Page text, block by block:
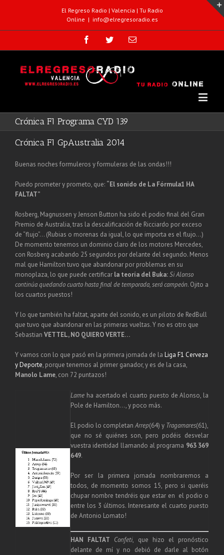
El Regreso Radio | Valencia | Tu Radio
Online | info@elregresoradio.es
Crónica F1 Programa CYD 139
Crónica F1 GpAustralia 2014
Buenas noches formuleros y formuleras de las ondas!!!
Puedo prometer y prometo, que: “El sonido de La Fórmula1 HA
FALTAT”
Rosberg, Magnussen y Jenson Button ha sido el podio final del Gran
Premio de Australia, tras la descalificación de Ricciardo por exceso
de “flujo”… (Rubias o morenas da igual, lo que importa es el flujo…)
De momento tenemos un dominio claro de los motores Mercedes,
con Rosberg acabando 25 segundos por delante del segundo. Menos
mal que Hamilton tuvo que abandonar por problemas en su
monoplaza, lo que puede certificar la teoría del Buka:Si Alonso
continúa quedando cuarto hasta final de temporada, será campeón. Ojito a
los cuartos puestos!
Y lo que también ha faltat, aparte del sonido, es un piloto de RedBull
que tuvo que abandonar en las primeras vueltas. Y no es otro que
Sebastian VETTEL, NO QUIERO VERTE…
Y vamos con lo que pasó en la primera jornada de la Liga F1 Cerveza
y Deporte, porque tenemos al primer ganador, y es de la casa,
Manolo Lame, con 72 puntazos!
Lame ha acertado el cuarto puesto de Alonso, la
Pole de Hamilton…, y poco más.
El podio lo completan Arrep(64) y Tragamares(61),
que no sé quiénes son, pero podéis desvelar
vuestra identidad llamando al programa 963 369
649.
Por ser la primera jornada nombraremos a
todos, de momento somos 15, pero si queréis
chupar nombre tendréis que estar en el podio o
entre los 3 últimos. Interesante el cuarto puesto
de Antonio Lomato!
HAN FALTAT Confeti, que hizo el pronóstico
delante de mí y no debió de darle al botón